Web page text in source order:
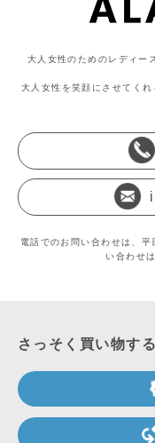
大人女性のためのレディ
大人女性を笑顔にさせてく
電話でのお問い合わせは、
い合わせ
さっそく買い物する